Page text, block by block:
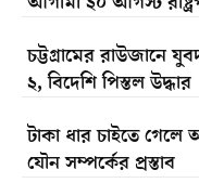
চট্টগ্রামের রাউজানে
২, বিদেশি পিস্তল উদ্ধার
টাকা ধার চাইতে গেলে
যৌন সম্পর্কের প্রস্তাব